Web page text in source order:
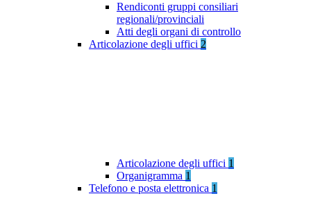
Rendiconti gruppi consiliari
regionali/provinciali
Atti degli organi di controllo
Articolazione degli uffici 2
Articolazione degli uffici 1
Organigramma 1
Telefono e posta elettronica 1